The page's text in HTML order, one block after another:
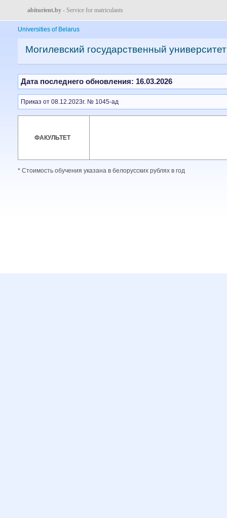
abiturient.by - Service for matriculants
Universities of Belarus
Могилевский государственный
Дата последнего обновления: 16.03.2026
Приказ от 08.12.2023г. № 1045-ад
ФАКУЛЬТЕТ
* Стоимость обучения указана в белорусских рублях в год